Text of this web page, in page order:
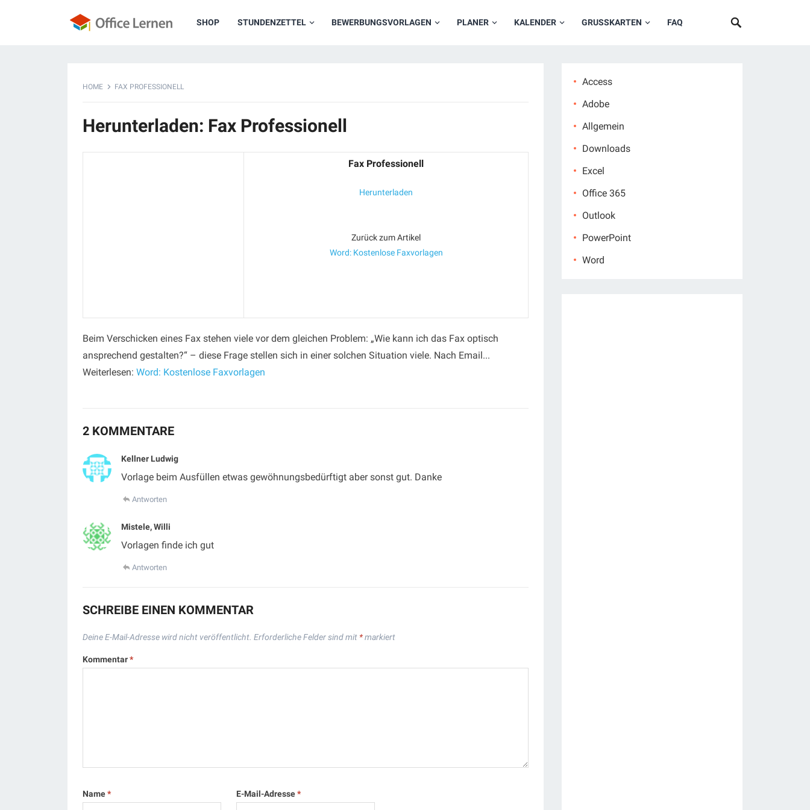
SHOP STUNDENZETTEL BEWERBUNGSVORLAGEN PLANER KALENDER GRUSSKARTEN FAQ
HOME FAX PROFESSIONELL
Herunterladen: Fax Professionell
Fax Professionell
Herunterladen
Zurück zum Artikel
Word: Kostenlose Faxvorlagen
Beim Verschicken eines Fax stehen viele vor dem gleichen Problem: „Wie kann ich das Fax optisch
ansprechend gestalten?“ – diese Frage stellen sich in einer solchen Situation viele. Nach Email...
Weiterlesen: Word: Kostenlose Faxvorlagen
2 KOMMENTARE
Kellner Ludwig
Vorlage beim Ausfüllen etwas gewöhnungsbedürftigt aber sonst gut. Danke
Antworten
Mistele, Willi
Vorlagen finde ich gut
Antworten
SCHREIBE EINEN KOMMENTAR
Deine E-Mail-Adresse wird nicht veröffentlicht. Erforderliche Felder sind mit *markiert
Kommentar*
Name* E-Mail-Adresse*
Access
Adobe
Allgemein
Downloads
Excel
Office 365
Outlook
PowerPoint
Word